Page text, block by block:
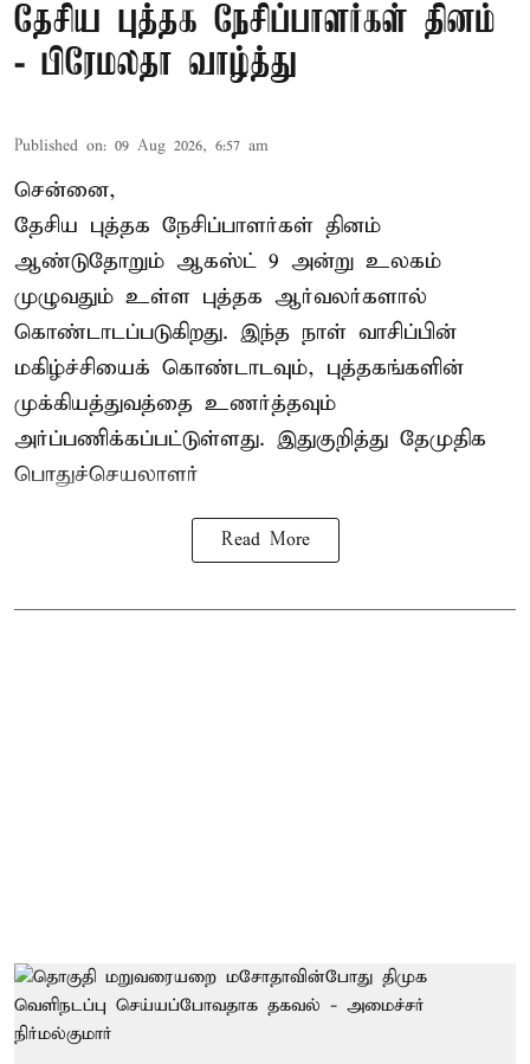
தேசிய புத்தக நேசிப்பாளர்கள் தினம்
- பிரேமலதா வாழ்த்து
Published on: 09 Aug 2026, 6:57 am
சென்னை,
தேசிய புத்தக நேசிப்பாளர்கள் தினம்
ஆண்டுதோறும் ஆகஸ்ட் 9 அன்று உலகம்
முழுவதும் உள்ள புத்தக ஆர்வலர்களால்
கொண்டாடப்படுகிறது. இந்த நாள் வாசிப்பின்
மகிழ்ச்சியைக் கொண்டாடவும், புத்தகங்களின்
முக்கியத்துவத்தை உணர்த்தவும்
அர்ப்பணிக்கப்பட்டுள்ளது. இதுகுறித்து தேமுதிக
பொதுச்செயலாளர்
Read More